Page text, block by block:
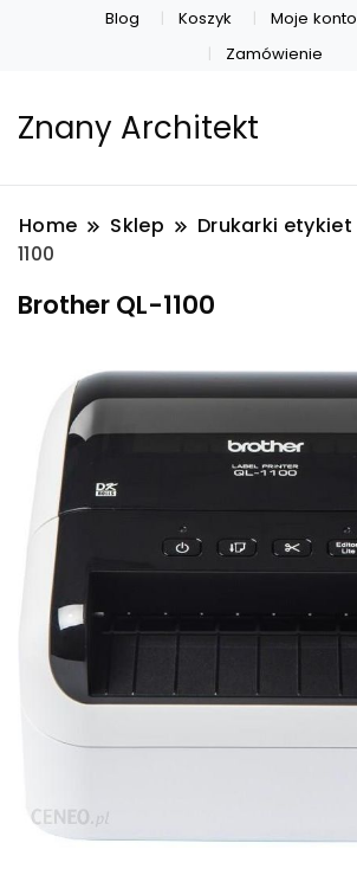
Blog Koszyk Moje konto
Zamówienie
Znany Architekt
Home Sklep Drukarki etykiet
1100
Brother QL-1100